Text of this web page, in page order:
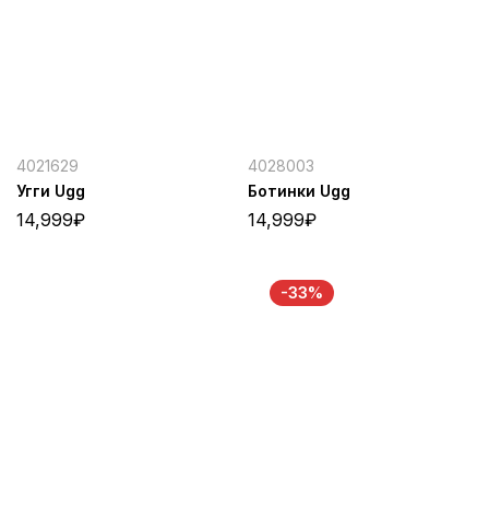
4021629
Угги Ugg
14,999₽
4028003
Ботинки Ugg
14,999₽
-33%